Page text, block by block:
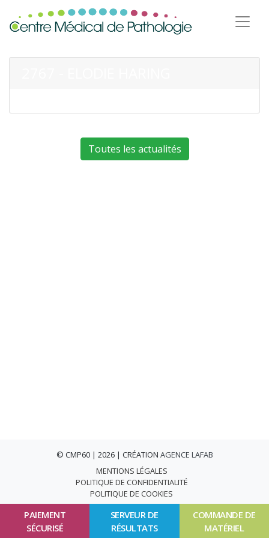
PAIEMENT
SÉCURISÉ
SERVEUR DE
RÉSULTATS
COMMANDE DE
MATÉRIEL
Toutes les actualités
© CMP60 | 2026 | CRÉATION AGENCE LAFAB
MENTIONS LÉGALES
POLITIQUE DE CONFIDENTIALITÉ
POLITIQUE DE COOKIES